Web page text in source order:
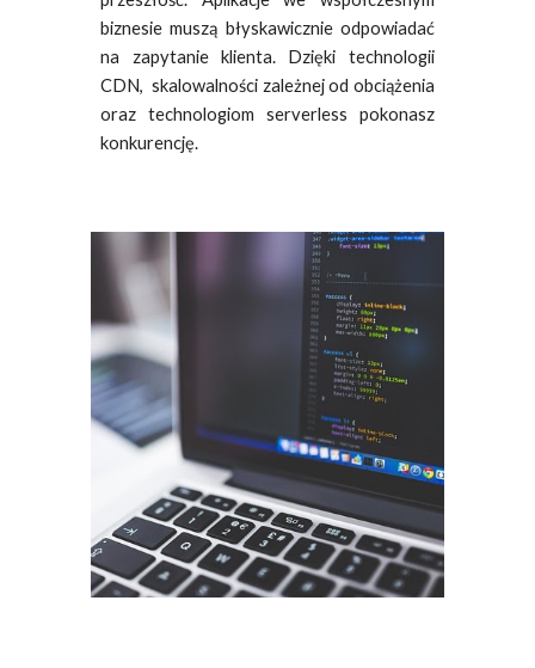
biznesie muszą błyskawicznie odpowiadać
na zapytanie klienta. Dzięki technologii
CDN, skalowalności zależnej od obciążenia
oraz technologiom serverless pokonasz
konkurencję.